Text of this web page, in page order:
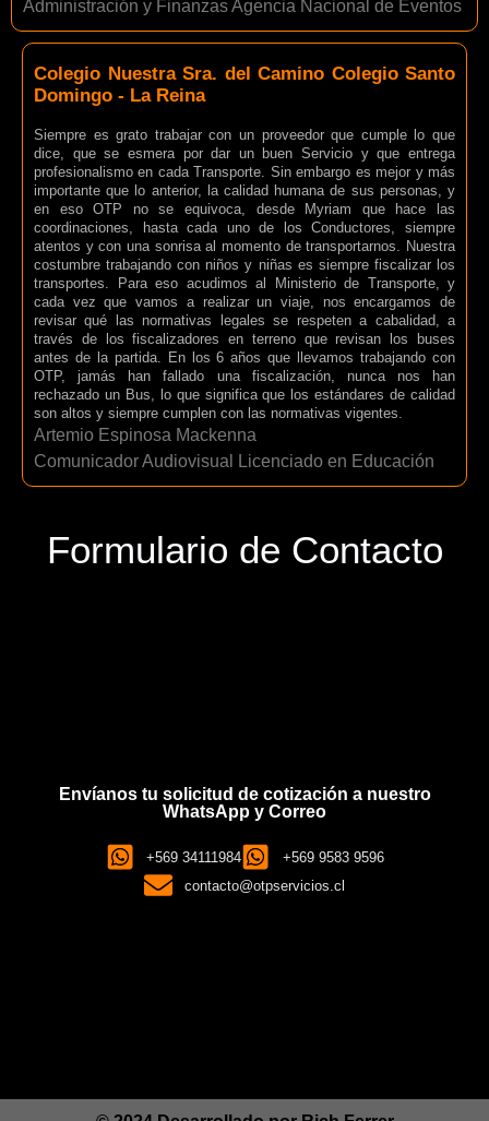
Administración y Finanzas Agencia Nacional de Eventos
Colegio Nuestra Sra. del Camino Colegio Santo
Domingo - La Reina
Siempre es grato trabajar con un proveedor que cumple lo que
dice, que se esmera por dar un buen Servicio y que entrega
profesionalismo en cada Transporte. Sin embargo es mejor y más
importante que lo anterior, la calidad humana de sus personas, y
en eso OTP no se equivoca, desde Myriam que hace las
coordinaciones, hasta cada uno de los Conductores, siempre
atentos y con una sonrisa al momento de transportarnos. Nuestra
costumbre trabajando con niños y niñas es siempre fiscalizar los
transportes. Para eso acudimos al Ministerio de Transporte, y
cada vez que vamos a realizar un viaje, nos encargamos de
revisar qué las normativas legales se respeten a cabalidad, a
través de los fiscalizadores en terreno que revisan los buses
antes de la partida. En los 6 años que llevamos trabajando con
OTP, jamás han fallado una fiscalización, nunca nos han
rechazado un Bus, lo que significa que los estándares de calidad
son altos y siempre cumplen con las normativas vigentes.
Artemio Espinosa Mackenna
Comunicador Audiovisual Licenciado en Educación
Formulario de Contacto
Envíanos tu solicitud de cotización a nuestro
WhatsApp y Correo
+569 34111984
+569 9583 9596
contacto@otpservicios.cl